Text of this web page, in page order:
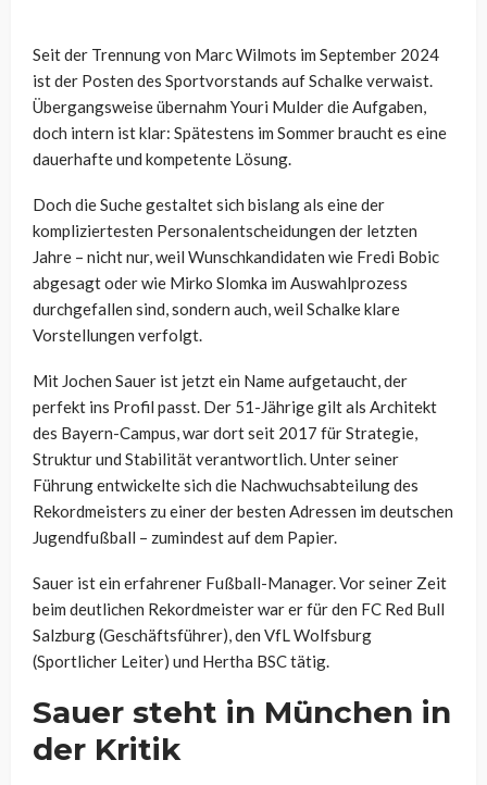
Seit der Trennung von Marc Wilmots im September 2024
ist der Posten des Sportvorstands auf Schalke verwaist.
Übergangsweise übernahm Youri Mulder die Aufgaben,
doch intern ist klar: Spätestens im Sommer braucht es eine
dauerhafte und kompetente Lösung.
Doch die Suche gestaltet sich bislang als eine der
kompliziertesten Personalentscheidungen der letzten
Jahre – nicht nur, weil Wunschkandidaten wie Fredi Bobic
abgesagt oder wie Mirko Slomka im Auswahlprozess
durchgefallen sind, sondern auch, weil Schalke klare
Vorstellungen verfolgt.
Mit Jochen Sauer ist jetzt ein Name aufgetaucht, der
perfekt ins Profil passt. Der 51-Jährige gilt als Architekt
des Bayern-Campus, war dort seit 2017 für Strategie,
Struktur und Stabilität verantwortlich. Unter seiner
Führung entwickelte sich die Nachwuchsabteilung des
Rekordmeisters zu einer der besten Adressen im deutschen
Jugendfußball – zumindest auf dem Papier.
Sauer ist ein erfahrener Fußball-Manager. Vor seiner Zeit
beim deutlichen Rekordmeister war er für den FC Red Bull
Salzburg (Geschäftsführer), den VfL Wolfsburg
(Sportlicher Leiter) und Hertha BSC tätig.
Sauer steht in München in
der Kritik